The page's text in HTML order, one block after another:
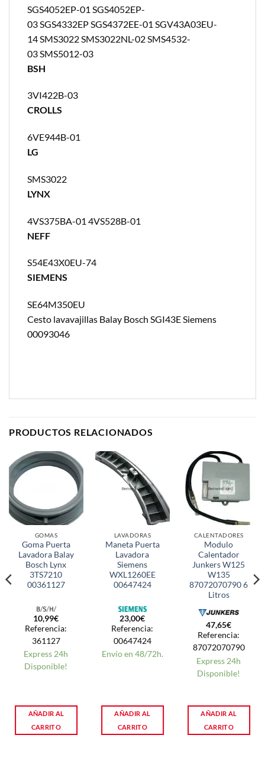
SGS4052EP-01 SGS4052EP-
03 SGS4332EP SGS4372EE-01 SGV43A03EU-
14 SMS3022 SMS3022NL-02 SMS4532-
03 SMS5012-03
BSH
3VI422B-03
CROLLS
6VE944B-01
LG
SMS3022
LYNX
4VS375BA-01 4VS528B-01
NEFF
S54E43X0EU-74
SIEMENS
SE64M350EU
Cesto lavavajillas Balay Bosch SGI43E Siemens
00093046
PRODUCTOS RELACIONADOS
GOMAS
Goma Puerta
Lavadora Balay
Bosch Lynx
3TS7210
00361127
10,99€
Referencia:
361127
Express 24h
Disponible!
AÑADIR AL
CARRITO
LAVADORAS
Maneta Puerta
Lavadora
Siemens
WXL1260EE
00647424
23,00€
Referencia:
00647424
Envío en 48/72h.
AÑADIR AL
CARRITO
CALENTADORES
Modulo
Calentador
Junkers W125
W135
87072070790 6
Litros
47,65€
Referencia:
87072070790
Express 24h
Disponible!
AÑADIR AL
CARRITO